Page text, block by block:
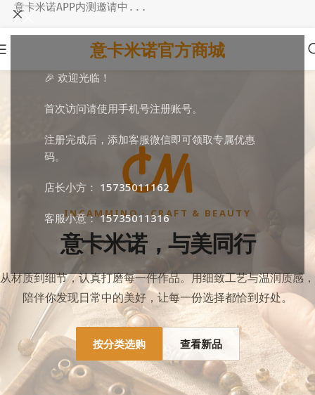
🎉 欢迎光临！
首次访问请使用手机号注册账号。
注册完成后，添加客服微信即可领取专属优惠
码。
店长小方： 15735011162
客服小意：15735011316
意卡米诺APP内测邀请中...
意卡米诺官方商城
INCAMMINO · CRAFT & BEAUTY
意卡米诺，与美同行
从材质到细节，认真打磨每一件作品。用细致工艺与温润质感，
陪伴你发现日常中的美好，让每一份选择都恰到好处。
按分类选购 查看新品